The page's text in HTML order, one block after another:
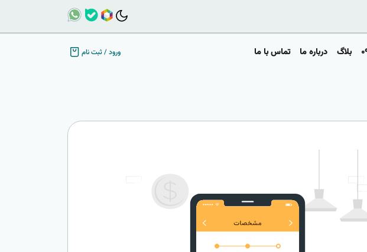
بلاگ درباره ما تماس با ما ورود/ثبت نام